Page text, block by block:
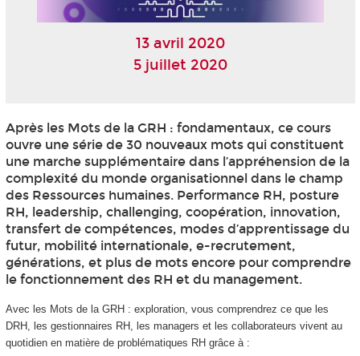
13 avril 2020
5 juillet 2020
Après les Mots de la GRH : fondamentaux, ce cours
ouvre une série de 30 nouveaux mots qui constituent
une marche supplémentaire dans l’appréhension de la
complexité du monde organisationnel dans le champ
des Ressources humaines. Performance RH, posture
RH, leadership, challenging, coopération, innovation,
transfert de compétences, modes d’apprentissage du
futur, mobilité internationale, e-recrutement,
générations, et plus de mots encore pour comprendre
le fonctionnement des RH et du management.
Avec les Mots de la GRH : exploration, vous comprendrez ce que les
DRH, les gestionnaires RH, les managers et les collaborateurs vivent au
quotidien en matière de problématiques RH grâce à :